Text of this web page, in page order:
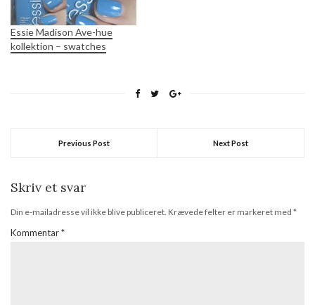
Essie Madison Ave-hue
kollektion – swatches
Previous Post Next Post
Skriv et svar
Din e-mailadresse vil ikke blive publiceret. Krævede felter er markeret med *
Kommentar*